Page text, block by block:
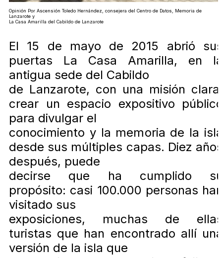
Opinión Por Ascensión Toledo Hernández, consejera del Centro de Datos, Memoria de
Lanzarote y
La Casa Amarilla del Cabildo de Lanzarote
El 15 de mayo de 2015 abrió
puertas La Casa Amarilla, en
antigua sede del Cabildo
de Lanzarote, con una misión
crear un espacio expositivo
para divulgar el
conocimiento y la memoria de la
desde sus múltiples capas. Diez
después, puede
decirse que ha cumplido
propósito: casi 100.000 personas
visitado sus
exposiciones, muchas de
turistas que han encontrado allí
versión de la isla que